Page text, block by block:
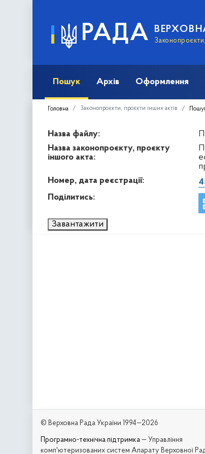
РАДА
Пошук Архів Оформлення
Головна Законопроєкти, проєкти інших актів
Назва файлу:
Назва законопроєкту, проєкту
іншого акта:
Номер, дата реєстрації:
Поділитись:
Завантажити
© Верховна Рада України 1994—2026
Програмно-технічна підтримка — Управління
комп'ютеризованих систем Апарату Верховної